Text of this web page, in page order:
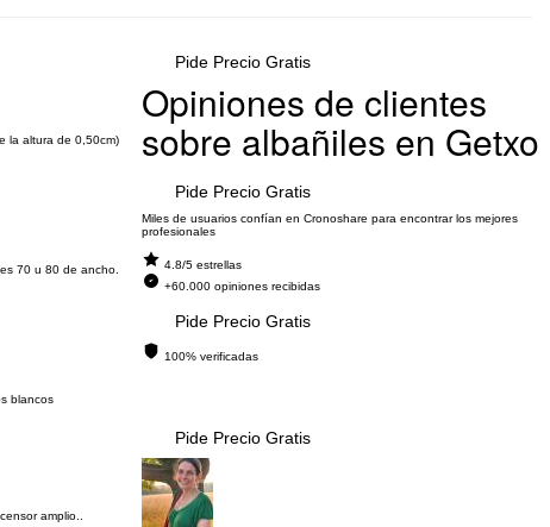
la altura de 0,50cm)
Pide Precio Gratis
70 u 80 de ancho.
Pide Precio Gratis
blancos
Pide Precio Gratis
amplio..
Pide Precio Gratis
Opiniones de clientes
sobre albañiles en Getxo
Miles de usuarios confían en Cronoshare para encontrar los mejores
profesionales
4.8/5 estrellas
+60.000 opiniones recibidas
100% verificadas